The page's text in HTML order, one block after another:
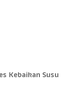
Kebaikan Susu